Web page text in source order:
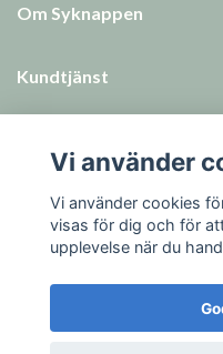
Om Syknappen
Kundtjänst
Sociala medier
Vi använder
Vi använder cookies
visas för dig och för
upplevelse när du